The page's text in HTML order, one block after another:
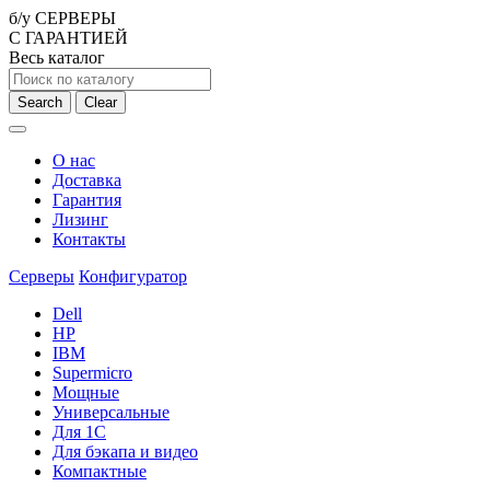
б/у СЕРВЕРЫ
С ГАРАНТИЕЙ
Весь каталог
Search Clear
О нас
Доставка
Гарантия
Лизинг
Контакты
Серверы Конфигуратор
Dell
HP
IBM
Supermicro
Мощные
Универсальные
Для 1С
Для бэкапа и видео
Компактные